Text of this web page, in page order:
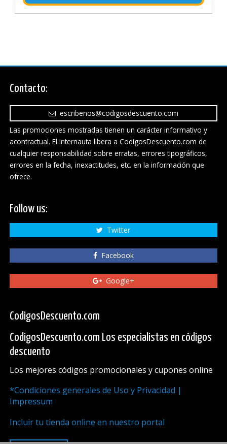
Contacto:
escribenos@codigosdescuento.com
Las promociones mostradas tienen un carácter informativo y
acontractual. El internauta libera a CodigosDescuento.com de
cualquier responsabilidad sobre erratas, errores tipográficos,
errores en la fecha, inexactitudes, etc. en la información que
ofrece.
Follow us:
Twitter
Facebook
Google+
CodigosDescuento.com
CodigosDescuento.com Los especialistas en códigos
descuento
Los mejores códigos promocionales y cupones online
*Condiciones generales de Uso y Privacidad |
Impressum
Incluir tu tienda online en nuestro portal